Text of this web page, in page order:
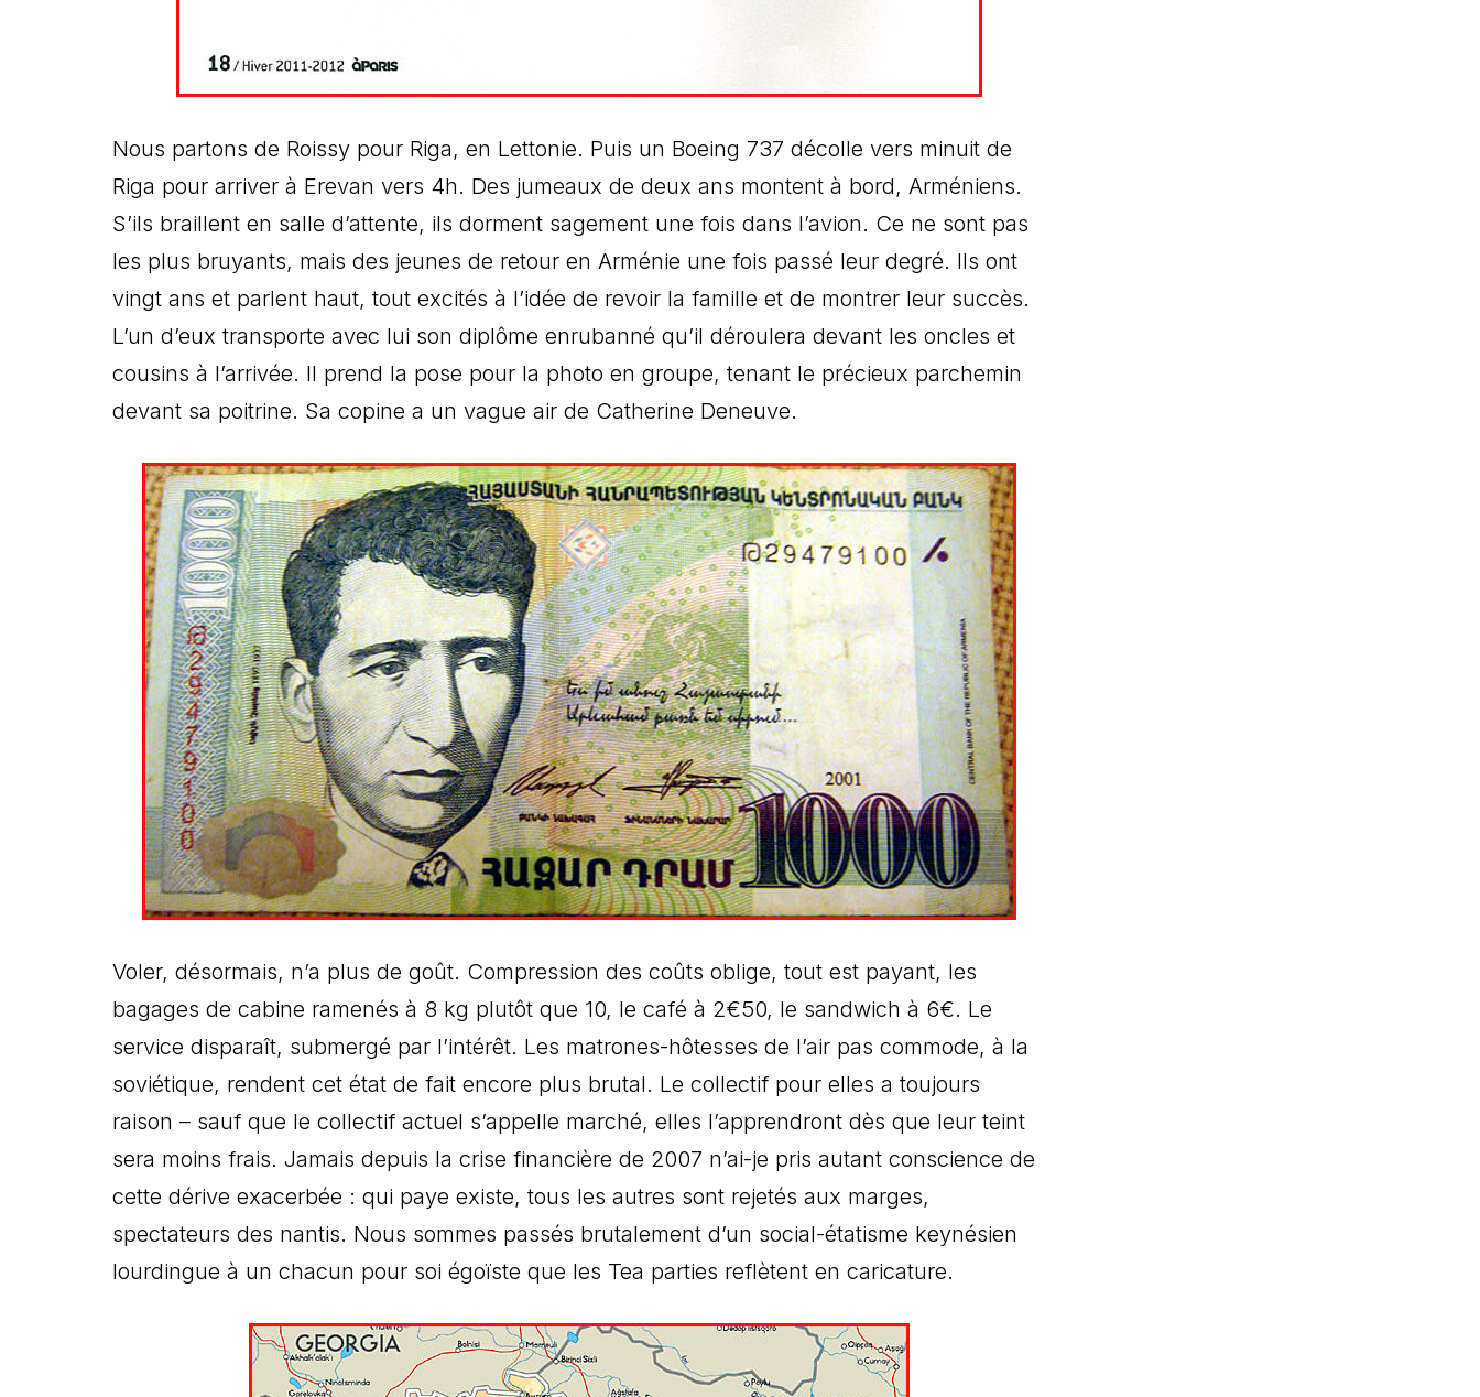
Nous partons de Roissy pour Riga, en Lettonie. Puis un Boeing 737 décolle vers minuit de
Riga pour arriver à Erevan vers 4h. Des jumeaux de deux ans montent à bord, Arméniens.
S’ils braillent en salle d’attente, ils dorment sagement une fois dans l’avion. Ce ne sont pas
les plus bruyants, mais des jeunes de retour en Arménie une fois passé leur degré. Ils ont
vingt ans et parlent haut, tout excités à l’idée de revoir la famille et de montrer leur succès.
L’un d’eux transporte avec lui son diplôme enrubanné qu’il déroulera devant les oncles et
cousins à l’arrivée. Il prend la pose pour la photo en groupe, tenant le précieux parchemin
devant sa poitrine. Sa copine a un vague air de Catherine Deneuve.
Voler, désormais, n’a plus de goût. Compression des coûts oblige, tout est payant, les
bagages de cabine ramenés à 8 kg plutôt que 10, le café à 2€50, le sandwich à 6€. Le
service disparaît, submergé par l’intérêt. Les matrones-hôtesses de l’air pas commode, à la
soviétique, rendent cet état de fait encore plus brutal. Le collectif pour elles a toujours
raison – sauf que le collectif actuel s’appelle marché, elles l’apprendront dès que leur teint
sera moins frais. Jamais depuis la crise financière de 2007 n’ai-je pris autant conscience de
cette dérive exacerbée : qui paye existe, tous les autres sont rejetés aux marges,
spectateurs des nantis. Nous sommes passés brutalement d’un social-étatisme keynésien
lourdingue à un chacun pour soi égoïste que les Tea parties reflètent en caricature.